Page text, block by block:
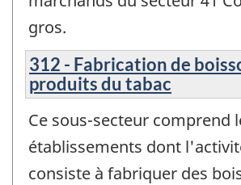
gros.
312 - Fabrication de
produits du tabac
Ce sous-secteur comprend
établissements dont
consiste à fabriquer des